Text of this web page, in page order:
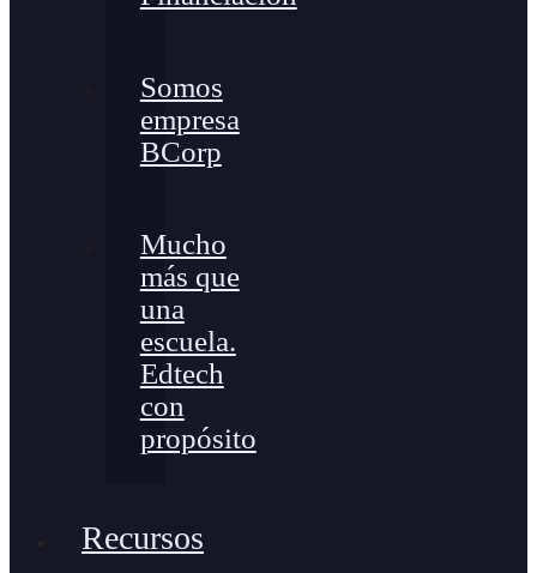
Somos
empresa
BCorp
Mucho
más que
una
escuela.
Edtech
con
propósito
Recursos